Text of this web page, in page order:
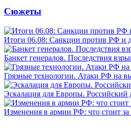
Сюжеты
Итоги 06.08: Санкции против РФ и
Банкет генералов. Последствия
Грязные технологии. Атаки РФ на
Эскалация для Европы. Российский
Изменения в армии РФ: что стоит